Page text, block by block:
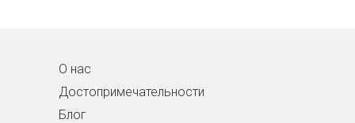
О нас
Достопримечательности
Блог